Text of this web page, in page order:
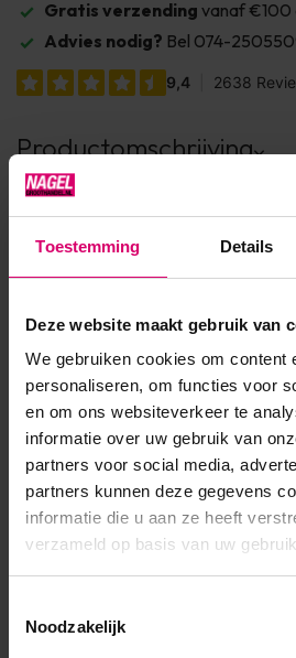
Toestemming Details
Deze website maakt gebruik van
We gebruiken cookies om content
personaliseren, om functies voor
en om ons websiteverkeer te
informatie over uw gebruik van
partners voor social media,
partners kunnen deze gegevens
informatie die u aan ze heeft
verzameld op basis van uw
Noodzakelijk
Gratis verzending vanaf €100
Advies nodig? Bel 074-
Productomschrijving
Kleine rosé-gouden metalen
verfraaien van de nagels.